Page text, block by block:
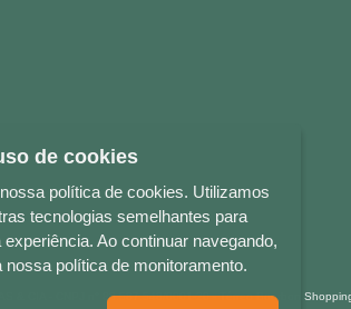
& CIA - CNPJ n° 88.587.548/0001-20 - Térreo Bourbon
de cookies
política de cookies. Utilizamos
tecnologias semelhantes para
experiência. Ao continuar navegando,
nossa política de monitoramento.